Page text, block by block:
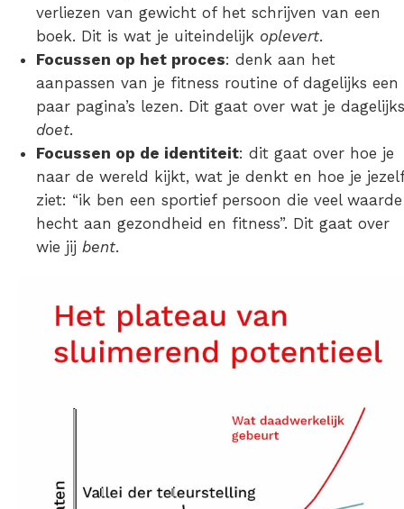
verliezen van gewicht of het schrijven van een
boek. Dit is wat je uiteindelijk oplevert.
Focussen op het proces: denk aan het
aanpassen van je fitness routine of dagelijks een
paar pagina’s lezen. Dit gaat over wat je dagelijks
doet.
Focussen op de identiteit: dit gaat over hoe je
naar de wereld kijkt, wat je denkt en hoe je jezelf
ziet: “ik ben een sportief persoon die veel waarde
hecht aan gezondheid en fitness”. Dit gaat over
wie jij bent.